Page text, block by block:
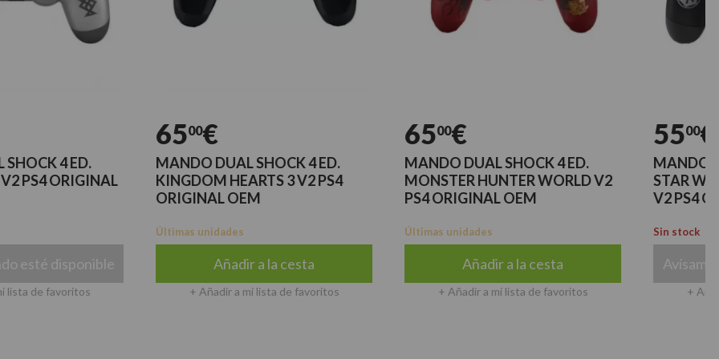
4 ED.
ORIGINAL
disponible
favoritos
00€
MANDO DUAL SHOCK 4 ED.
KINGDOM HEARTS 3 V2 PS4
ORIGINAL OEM
Últimas unidades
Añadir a la cesta
+ Añadir a mi lista de favoritos
00€
MANDO DUAL SHOCK 4 ED.
MONSTER HUNTER WORLD V2
PS4 ORIGINAL OEM
Últimas unidades
Añadir a la cesta
+ Añadir a mi lista de favoritos
00€
MANDO DUAL
STAR WARS
V2 PS4
Sin stock
Avísame
+ Añadir a mi